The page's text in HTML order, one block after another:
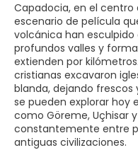
Capadocia, en el centro
escenario de película
volcánica han
profundos valles y
extienden por
cristianas excavaron
blanda, dejando
se pueden explorar hoy
como Göreme, Uçhisar
constantemente entre
antiguas civilizaciones.